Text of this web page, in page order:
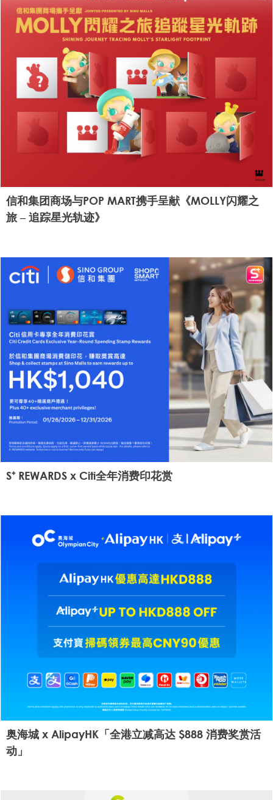
信和集团商场与POP MART携手呈献《MOLLY闪耀之
旅 – 追踪星光轨迹》
S⁺ REWARDS x Citi全年消费印花赏
奥海城 x AlipayHK「全港立减高达 $888 消费奖赏活
动」